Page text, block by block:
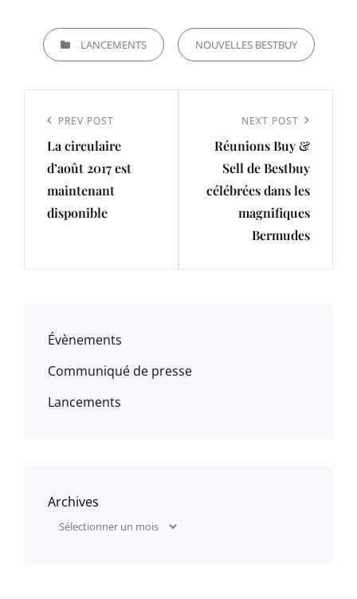
CATEGORIESLANCEMENTS NOUVELLES BESTBUY
l’article
Previous
Post
PREV POST
La circulaire
d’août 2017 est
maintenant
disponible
Post
NEXT POST
Réunions Buy &
Sell de Bestbuy
célébrées dans les
magnifiques
Bermudes
Évènements
Communiqué de presse
Lancements
Archives